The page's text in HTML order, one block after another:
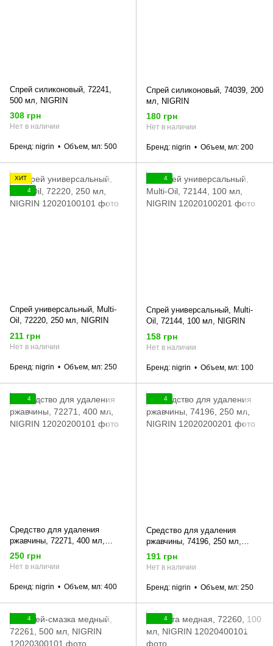
Спрей силиконовый, 72241,
500 мл, NIGRIN
308 грн
Нет в наличии
Бренд nigrin Объем, мл 500
Спрей силиконовый, 74039, 200
мл, NIGRIN
180 грн
Нет в наличии
Бренд nigrin Объем, мл 200
ХИТ
4
Спрей универсальный, Multi-
Oil, 72220, 250 мл, NIGRIN
211 грн
Нет в наличии
Бренд nigrin Объем, мл 250
4
Спрей универсальный, Multi-
Oil, 72144, 100 мл, NIGRIN
158 грн
Нет в наличии
Бренд nigrin Объем, мл 100
4
Средство для удаления
ржавчины, 72271, 400 мл,
NIGRIN
250 грн
Нет в наличии
Бренд nigrin Объем, мл 400
4
Средство для удаления
ржавчины, 74196, 250 мл,
NIGRIN
191 грн
Нет в наличии
Бренд nigrin Объем, мл 250
4 4